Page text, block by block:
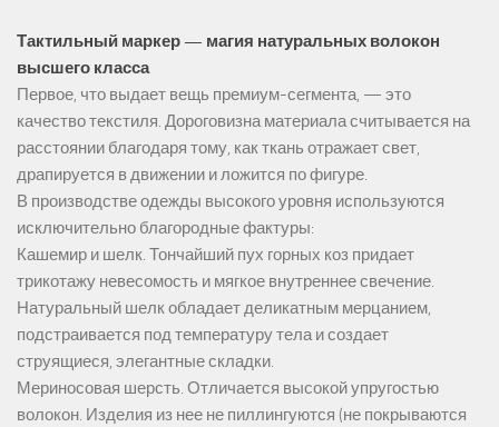
Тактильный маркер — магия натуральных волокон
высшего класса
Первое, что выдает вещь премиум-сегмента, — это
качество текстиля. Дороговизна материала считывается на
расстоянии благодаря тому, как ткань отражает свет,
драпируется в движении и ложится по фигуре.
В производстве одежды высокого уровня используются
исключительно благородные фактуры:
Кашемир и шелк. Тончайший пух горных коз придает
трикотажу невесомость и мягкое внутреннее свечение.
Натуральный шелк обладает деликатным мерцанием,
подстраивается под температуру тела и создает
струящиеся, элегантные складки.
Мериносовая шерсть. Отличается высокой упругостью
волокон. Изделия из нее не пиллингуются (не покрываются